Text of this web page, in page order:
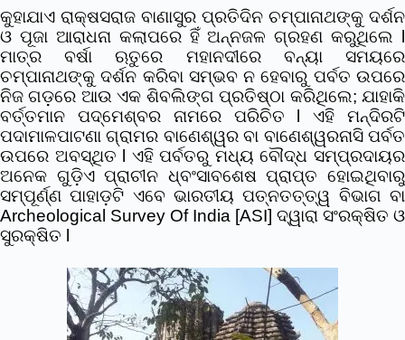
କୁହାଯାଏ ରାକ୍ଷସରାଜ ବାଣାସୁର ପ୍ରତିଦିନ ଚମ୍ପାନାଥଙ୍କୁ ଦର୍ଶନ
ଓ ପୂଜା ଆରାଧନା କଲାପରେ ହିଁ ଅନ୍ନଜଳ ଗ୍ରହଣ କରୁଥିଲେ l
ମାତ୍ର ବର୍ଷା ଋତୁରେ ମହାନଦୀରେ ବନ୍ୟା ସମୟରେ
ଚମ୍ପାନାଥଙ୍କୁ ଦର୍ଶନ କରିବା ସମ୍ଭବ ନ ହେବାରୁ ପର୍ବତ ଉପରେ
ନିଜ ଗଡ଼ରେ ଆଉ ଏକ ଶିବଲିଙ୍ଗ ପ୍ରତିଷ୍ଠା କରିଥିଲେ; ଯାହାକି
ବର୍ତ୍ତମାନ ପଦ୍ମେଶ୍ବର ନାମରେ ପରିଚିତ l ଏହି ମନ୍ଦିରଟି
ପଦାମାଳପାଟଣା ଗ୍ରାମର ବାଣେଶ୍ୱର ବା ବାଣେଶ୍ୱରନାସି ପର୍ବତ
ଉପରେ ଅବସ୍ଥିତ l ଏହି ପର୍ବତରୁ ମଧ୍ୟ ବୌଦ୍ଧ ସମ୍ପ୍ରଦାୟର
ଅନେକ ଗୁଡ଼ିଏ ପ୍ରାଚୀନ ଧ୍ବଂସାବଶେଷ ପ୍ରାପ୍ତ ହୋଇଥିବାରୁ
ସମ୍ପୂର୍ଣ୍ଣ ପାହାଡ଼ଟି ଏବେ ଭାରତୀୟ ପତ୍ନତତ୍ତ୍ୱ ବିଭାଗ ବା
Archeological Survey Of India [ASI] ଦ୍ୱାରା ସଂରକ୍ଷିତ ଓ
ସୁରକ୍ଷିତ l